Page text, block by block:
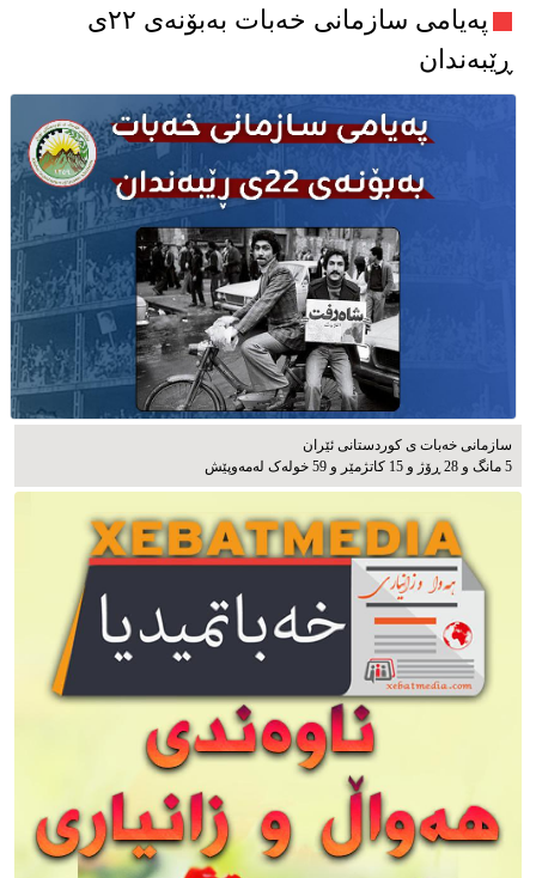
پەیامی سازمانی خەبات بەبۆنەی ۲۲ی
ڕێبەندان
سازمانی خەبات ی كوردستانی ئێران
5 مانگ و 28 ڕۆژ و 15 کاتژمێر و 59 خوله‌ک له‌مه‌وپێش‌